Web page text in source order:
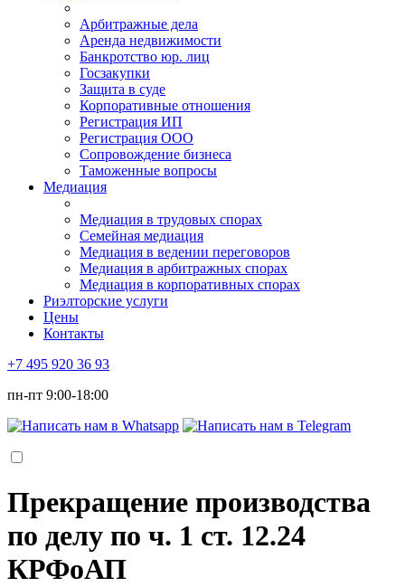
Арбитражные дела
Аренда недвижимости
Банкротство юр. лиц
Госзакупки
Защита в суде
Корпоративные отношения
Регистрация ИП
Регистрация ООО
Сопровождение бизнеса
Таможенные вопросы
Медиация
Медиация в трудовых спорах
Семейная медиация
Медиация в ведении переговоров
Медиация в арбитражных спорах
Медиация в корпоративных спорах
Риэлторские услуги
Цены
Контакты
+7 495 920 36 93
пн-пт 9:00-18:00
Прекращение производства
по делу по ч. 1 ст. 12.24
КРФоАП